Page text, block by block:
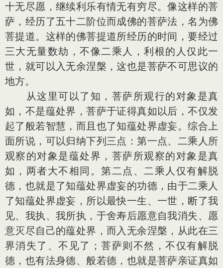
十无尽愿，继续利乐有情无有穷尽。像这样的菩
萨，经历了五十二阶位而成佛的菩萨法，名为佛
菩提道。这样的佛菩提道所经历的时间，要经过
三大无量数劫，不像二乘人，利根的人仅此一
世，就可以入无余涅槃，这也是菩萨不可思议的
地方。
从这里可以了知，菩萨所观行的对象是真
如，不是蕴处界，菩萨于证得真如以后，不仅发
起了般若智慧，而且也了知蕴处界虚妄。综合上
面所说，可以归纳下列三点：第一点、二乘人所
观察的对象是蕴处界，菩萨所观察的对象是真
如，两者大不相同。第二点、二乘人仅有解脱
德，也就是了知蕴处界虚妄的功德，由于二乘人
了知蕴处界虚妄，所以最快一生、一世，断了我
见、我执、我所执，于舍寿后愿意自我消失、愿
意灭尽自己的蕴处界，而入无余涅槃，从此在三
界消失了、不见了；菩萨则不然，不仅有解脱
德，也有法身德、般若德，也就是菩萨亲证真如